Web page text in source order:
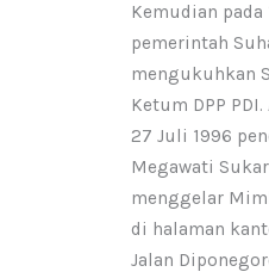
Kemudian pada
pemerintah
mengukuhkan
Ketum DPP
27 Juli 1996
Megawati
menggelar
di halaman
Jalan